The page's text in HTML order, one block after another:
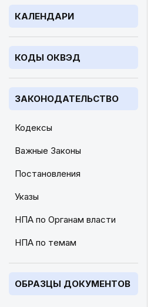
КАЛЕНДАРИ
КОДЫ ОКВЭД
ЗАКОНОДАТЕЛЬСТВО
Кодексы
Важные Законы
Постановления
Указы
НПА по Органам власти
НПА по темам
ОБРАЗЦЫ ДОКУМЕНТОВ